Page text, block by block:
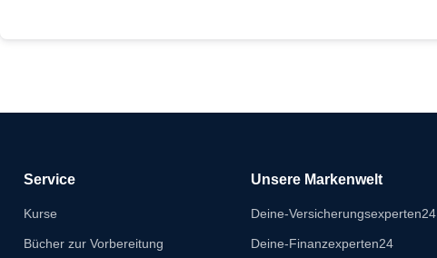
Service
Kurse
Bücher zur Vorbereitung
Unsere Markenwelt
Deine-Versicherungsexperten24
Deine-Finanzexperten24